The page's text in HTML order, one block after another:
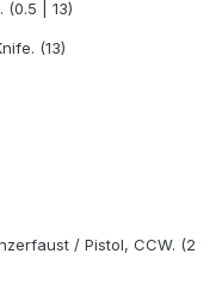
(0.5 | 13)
(13)
/ Pistol, CCW. (2